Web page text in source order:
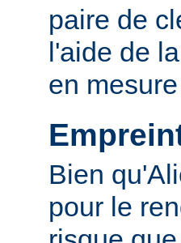
paire de
l'aide de
en
Bien
pour le